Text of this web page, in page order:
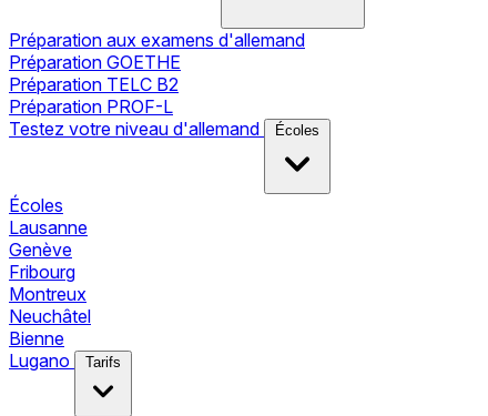
Préparation aux examens d'allemand
Préparation GOETHE
Préparation TELC B2
Préparation PROF-L
Testez votre niveau d'allemand
Écoles
Écoles
Lausanne
Genève
Fribourg
Montreux
Neuchâtel
Bienne
Lugano
Tarifs